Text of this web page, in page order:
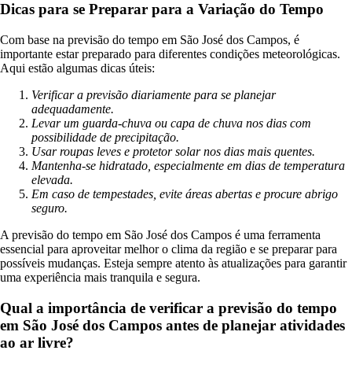
Dicas para se Preparar para a Variação do Tempo
Com base na previsão do tempo em São José dos Campos, é
importante estar preparado para diferentes condições meteorológicas.
Aqui estão algumas dicas úteis:
Verificar a previsão diariamente para se planejar
adequadamente.
Levar um guarda-chuva ou capa de chuva nos dias com
possibilidade de precipitação.
Usar roupas leves e protetor solar nos dias mais quentes.
Mantenha-se hidratado, especialmente em dias de temperatura
elevada.
Em caso de tempestades, evite áreas abertas e procure abrigo
seguro.
A previsão do tempo em São José dos Campos é uma ferramenta
essencial para aproveitar melhor o clima da região e se preparar para
possíveis mudanças. Esteja sempre atento às atualizações para garantir
uma experiência mais tranquila e segura.
Qual a importância de verificar a previsão do tempo
em São José dos Campos antes de planejar atividades
ao ar livre?